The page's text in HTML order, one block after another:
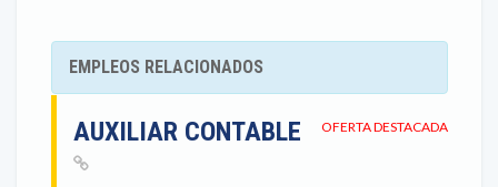
EMPLEOS RELACIONADOS
OFERTA DESTACADA
AUXILIAR CONTABLE